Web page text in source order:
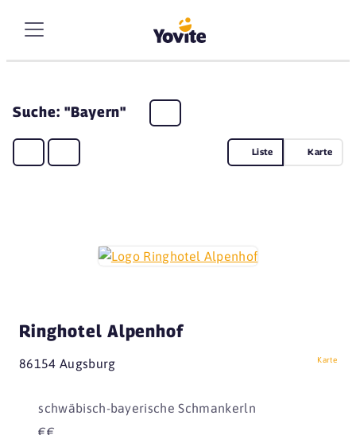
Suche: "Bayern"
Liste Karte
Ringhotel Alpenhof
86154 Augsburg Karte
schwäbisch-bayerische Schmankerln
€€